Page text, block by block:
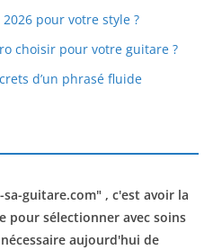
pour votre style ?
choisir pour votre guitare ?
d’un phrasé fluide
guitare.com" , c'est avoir la
pour sélectionner avec soins
aujourd'hui de